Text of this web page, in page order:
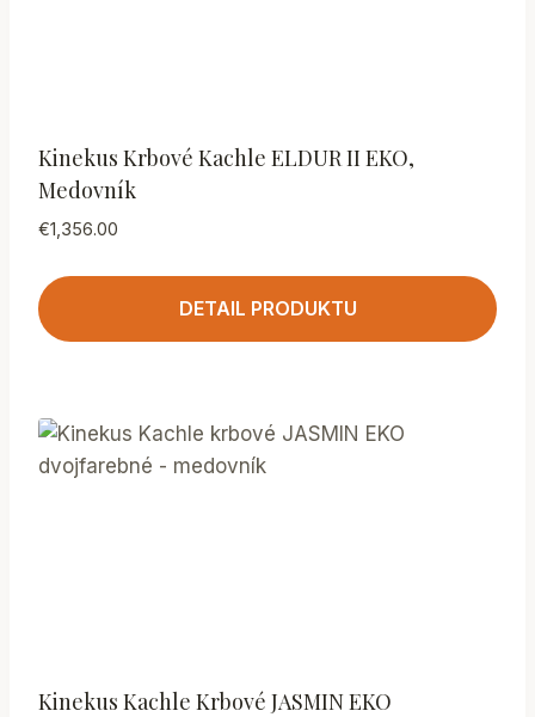
Kinekus Krbové Kachle ELDUR II EKO,
Medovník
€1,356.00
DETAIL PRODUKTU
Kinekus Kachle Krbové JASMIN EKO